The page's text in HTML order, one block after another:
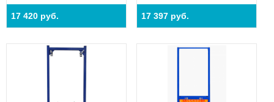
17 420 руб. 17 397 руб.